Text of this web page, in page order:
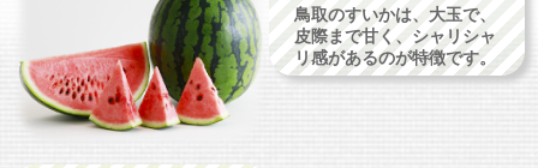
鳥取のすいかは、大玉で、
皮際まで甘く、シャリシャ
リ感があるのが特徴です。